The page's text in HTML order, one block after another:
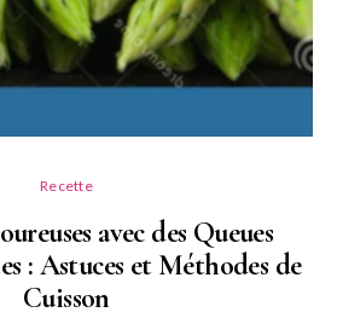
Recette
avec des Queues
: Astuces et Méthodes de
Cuisson